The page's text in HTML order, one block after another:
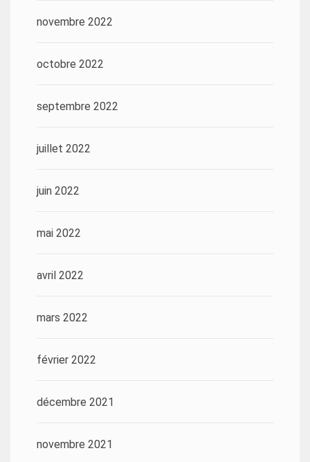
novembre 2022
octobre 2022
septembre 2022
juillet 2022
juin 2022
mai 2022
avril 2022
mars 2022
février 2022
décembre 2021
novembre 2021